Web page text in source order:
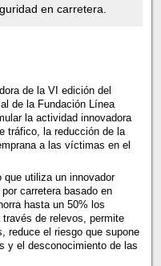
en carretera.
de la VI edición del
de la Fundación Línea
la actividad innovadora
tráfico, la reducción de la
a las víctimas en el
utiliza un innovador
carretera basado en
hasta un 50% los
de relevos, permite
reduce el riesgo que supone
y el desconocimiento de las